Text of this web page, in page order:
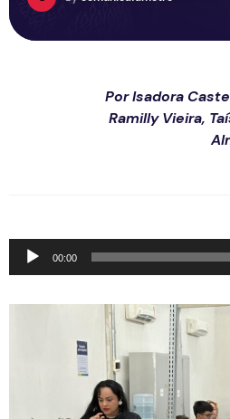
PorIsadora
Ramilly Vieira,
Tocador
de
00:00